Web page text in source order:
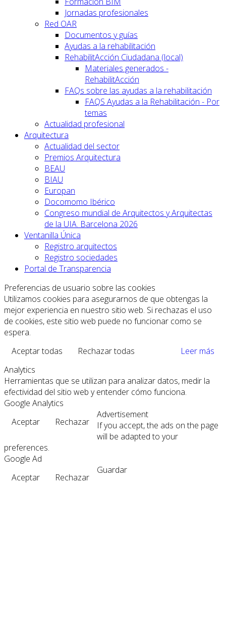
Jornadas profesionales
Red OAR
Documentos y guías
Ayudas a la rehabilitación
RehabilitAcción Ciudadana (local)
Materiales generados -
RehabilitAcción
FAQs sobre las ayudas a la rehabilitación
FAQS Ayudas a la Rehabilitación - Por
temas
Actualidad profesional
Arquitectura
Actualidad del sector
Premios Arquitectura
BEAU
BIAU
Europan
Docomomo Ibérico
Congreso mundial de Arquitectos y Arquitectas
de la UIA. Barcelona 2026
Ventanilla Única
Registro arquitectos
Registro sociedades
Portal de Transparencia
Preferencias de usuario sobre las cookies
Utilizamos cookies para asegurarnos de que obtengas la
mejor experiencia en nuestro sitio web. Si rechazas el uso
de cookies, este sitio web puede no funcionar como se
espera.
Aceptar todas
Rechazar todas
Leer más
Analytics
Herramientas que se utilizan para analizar datos, medir la
efectividad del sitio web y entender cómo funciona.
Google Analytics
Aceptar
Rechazar
Advertisement
If you accept, the ads on the page
will be adapted to your
preferences.
Google Ad
Aceptar
Rechazar
Guardar